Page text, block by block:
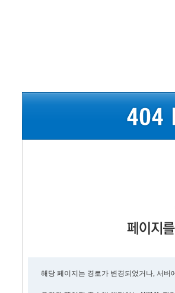
해당 페이지는 경로가 변경되었거나, 서